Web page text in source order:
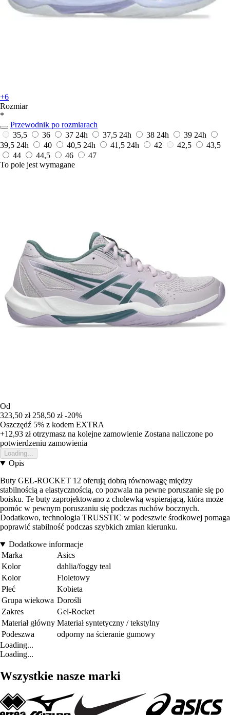
+6
Rozmiar
*
Przewodnik po rozmiarach
35,5
36 37 24h 37,5 24h 38 24h 39 24h
39,5 24h 40 40,5 24h 41,5 24h 42 42,5
43,5
44
44,5 46
47
To pole jest wymagane
Od
323,50 zł 258,50 zł -20%
Oszczędź 5% z kodem EXTRA
+12,93 złotrzymasz na kolejne zamowienie Zostana naliczone po
potwierdzeniu zamowienia
Loading...
Opis
Buty GEL-ROCKET 12 oferują dobrą równowagę między
stabilnością a elastycznością, co pozwala na pewne poruszanie się po
boisku. Te buty zaprojektowano z cholewką wspierającą, która może
pomóc w pewnym poruszaniu się podczas ruchów bocznych.
Dodatkowo, technologia TRUSSTIC w podeszwie środkowej pomaga
poprawić stabilność podczas szybkich zmian kierunku.
Dodatkowe informacje
Marka
Asics
Kolor
dahlia/foggy teal
Kolor
Fioletowy
Płeć
Kobieta
Grupa wiekowa Dorośli
Zakres
Gel-Rocket
Materiał główny Materiał syntetyczny / tekstylny
Podeszwa
odporny na ścieranie gumowy
Loading...
Loading...
Wszystkie nasze marki